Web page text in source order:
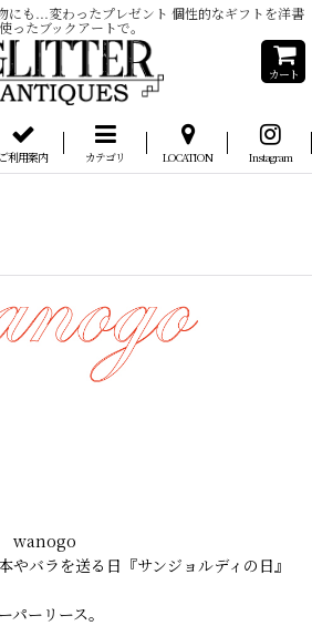
にも...変わったプレゼント 個性的なギフトを洋書
ったブックアートで。
カート
ご利用案内 カテゴリ LOCATION Instagram
wanogo
やバラを送る日『サンジョルディの日』
ーリース。